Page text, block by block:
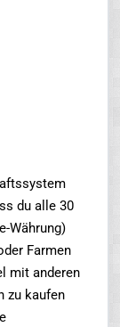
du alle 30
Währung)
Farmen
mit anderen
zu kaufen